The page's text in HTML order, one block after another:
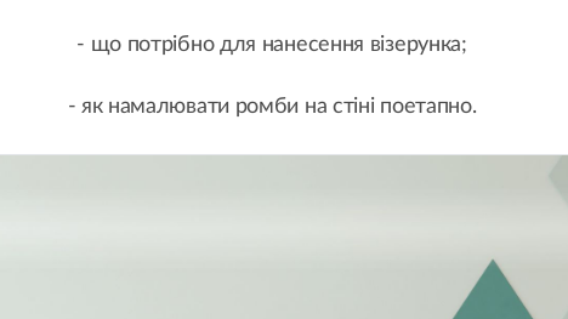
- що потрібно для нанесення візерунка;
- як намалювати ромби на стіні поетапно.